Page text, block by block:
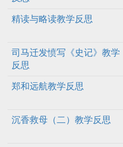
精读与略读教学反思
司马迁发愤写《史记》教学
反思
郑和远航教学反思
沉香救母（二）教学反思